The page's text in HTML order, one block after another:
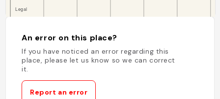
An error on this place?
If you have noticed an error regarding this
place, please let us know so we can correct
it.
Report an error